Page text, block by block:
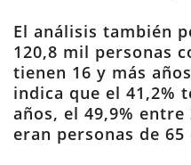
El análisis también
120,8 mil personas
tienen 16 y más
indica que el 41,2%
años, el 49,9% entre
eran personas de 65